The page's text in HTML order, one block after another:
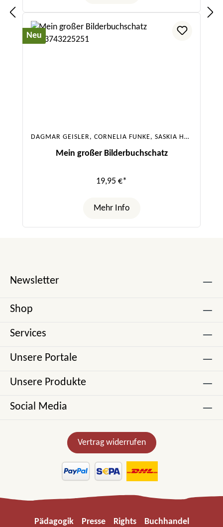
Neu
DAGMAR GEISLER, CORNELIA FUNKE, SASKIA HULA, JULIA BOEHME, URSULA POZNANSKI, SABINE BOHLMANN
Mein großer Bilderbuchschatz
19,95 €*
Mehr Info
Newsletter
Shop
Services
Unsere Portale
Unsere Produkte
Social Media
Vertrag widerrufen
Pädagogik Presse Rights Buchhandel